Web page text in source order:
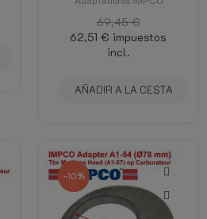
69,45 €
62,51 € impuestos
incl.
AÑADIR A LA CESTA
-10%